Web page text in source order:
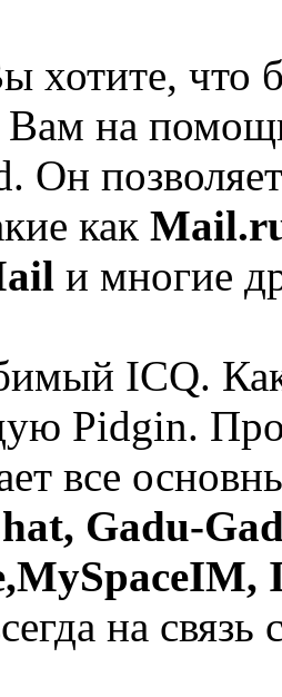
хотите, что
Вам на
Он
как
и многие
ICQ.
Pidgin.
все
Gadu-
на